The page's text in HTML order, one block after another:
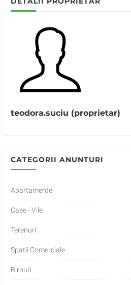
teodora.suciu (proprietar)
CATEGORII ANUNTURI
Apartamente
Case - Vile
Terenuri
Spatii Comerciale
Birouri